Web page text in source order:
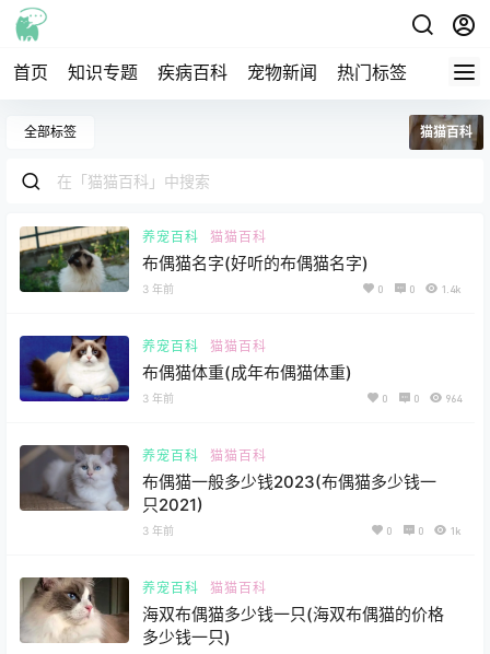
首页 知识专题 疾病百科 宠物新闻 热门标签 交流圈
全部标签 猫猫百科
养宠百科 猫猫百科
布偶猫名字(好听的布偶猫名字)
3 年前 0 0 1.4k
养宠百科 猫猫百科
布偶猫体重(成年布偶猫体重)
3 年前 0 0 964
养宠百科 猫猫百科
布偶猫一般多少钱2023(布偶猫多少钱一
只2021)
3 年前 0 0 1k
养宠百科 猫猫百科
海双布偶猫多少钱一只(海双布偶猫的价格
多少钱一只)